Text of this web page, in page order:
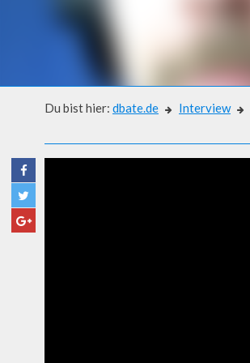
Du bist hier: dbate.de Interview